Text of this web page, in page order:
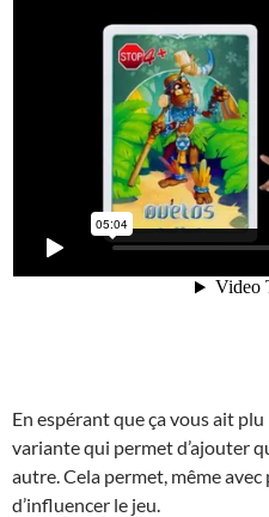
En espérant que ça vous ait
variante qui permet d’ajouter
autre. Cela permet, même
d’influencer le jeu.